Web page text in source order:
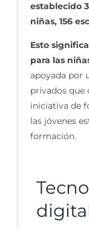
establecido
niñas, 156
Esto
para las
apoyada por
privados que
iniciativa de
las jóvenes
formación.